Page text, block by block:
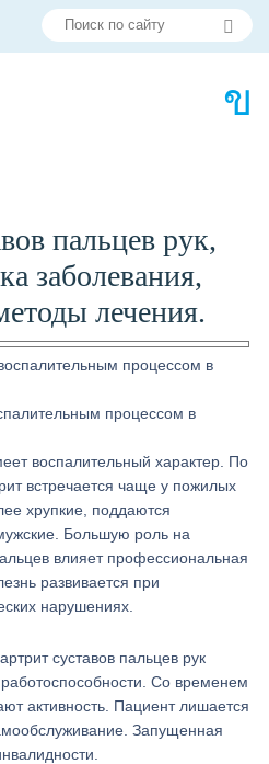
пальцев рук,
заболевания,
лечения.
процессом в
воспалительный характер. По
встречается чаще у пожилых
хрупкие, поддаются
Большую роль на
влияет профессиональная
развивается при
нарушениях.
суставов пальцев рук
Со временем
активность. Пациент лишается
Запущенная